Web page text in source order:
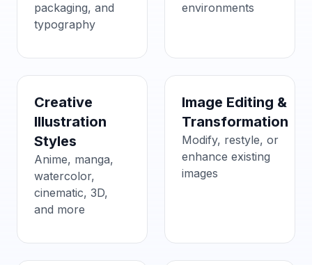
packaging, and
typography
environments
Creative
Illustration
Styles
Anime, manga,
watercolor,
cinematic, 3D,
and more
Image Editing &
Transformation
Modify, restyle, or
enhance existing
images